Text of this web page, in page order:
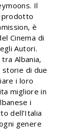
Il
prodotto
è
Cinema di
Autori.
Albania,
storie di due
i loro
migliore in
i
dell’Italia
genere